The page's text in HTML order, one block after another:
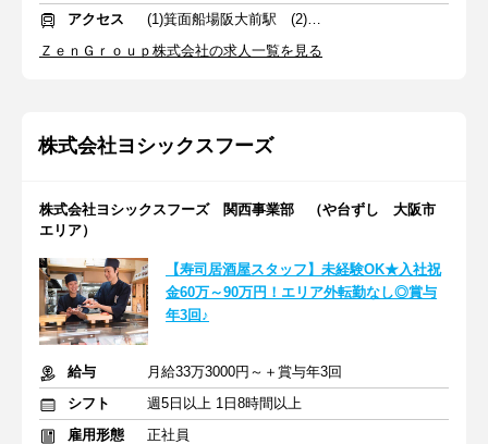
アクセス
(1)箕面船場阪大前駅 (2)鴻池新田駅
ＺｅｎＧｒｏｕｐ株式会社の求人一覧を見る
株式会社ヨシックスフーズ
株式会社ヨシックスフーズ 関西事業部 （や台ずし 大阪市
エリア）
【寿司居酒屋スタッフ】未経験OK★入社祝
金60万～90万円！エリア外転勤なし◎賞与
年3回♪
給与
月給33万3000円～＋賞与年3回
シフト
週5日以上 1日8時間以上
雇用形態
正社員